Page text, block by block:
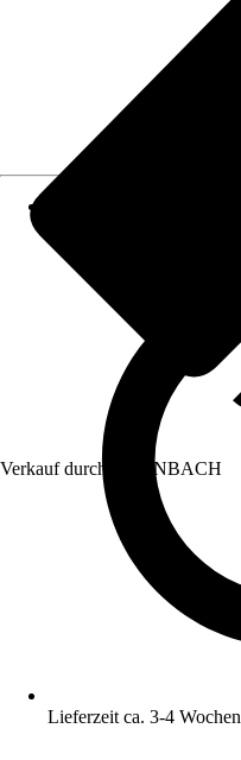
Verkauf durch: HORNBACH
Lieferzeit ca. 3-4 Wochen